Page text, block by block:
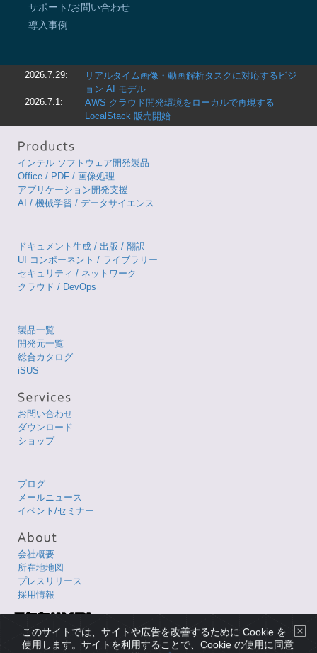
サポート/お問い合わせ
導入事例
2026.7.29:
リアルタイム画像・動画解析タスクに対応するビジ
ョン AI モデル
2026.7.1:
AWS クラウド開発環境をローカルで再現する
LocalStack 販売開始
インテル ソフトウェア開発製品
Office / PDF / 画像処理
アプリケーション開発支援
AI / 機械学習 / データサイエンス
ドキュメント生成 / 出版 / 翻訳
UI コンポーネント / ライブラリー
セキュリティ / ネットワーク
クラウド / DevOps
製品一覧
開発元一覧
総合カタログ
iSUS
お問い合わせ
ダウンロード
ショップ
ブログ
メールニュース
イベント/セミナー
会社概要
所在地地図
プレスリリース
採用情報
Copyright © 1998-2026 XLsoft Corporation. All Rights Reserved.
各製品名は、各社の商標または登録商標です。
このサイトでは、サイトや広告を改善するために Cookie を
使用します。サイトを利用することで、Cookie の使用に同意